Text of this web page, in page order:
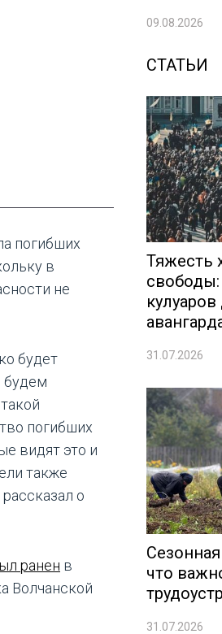
погибших
в
не
будет
будем
погибших
видят это и
также
о
ранен в
Волчанской
09.08.2026
СТАТЬИ
Тяжесть
свободы:
31.07.2026
что
31.07.2026